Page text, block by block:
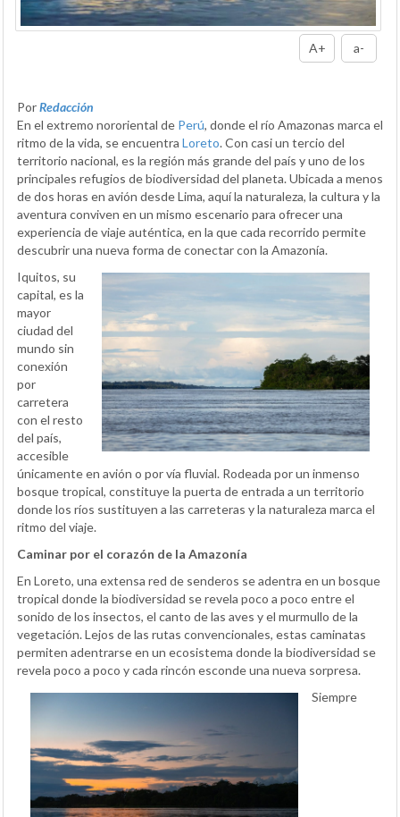
A+ a-
PorRedacción
En el extremo nororiental de Perú, donde el río Amazonas marca el
ritmo de la vida, se encuentra Loreto. Con casi un tercio del
territorio nacional, es la región más grande del país y uno de los
principales refugios de biodiversidad del planeta. Ubicada a menos
de dos horas en avión desde Lima, aquí la naturaleza, la cultura y la
aventura conviven en un mismo escenario para ofrecer una
experiencia de viaje auténtica, en la que cada recorrido permite
descubrir una nueva forma de conectar con la Amazonía.
Iquitos, su
capital, es la
mayor
ciudad del
mundo sin
conexión
por
carretera
con el resto
del país,
accesible
únicamente en avión o por vía fluvial. Rodeada por un inmenso
bosque tropical, constituye la puerta de entrada a un territorio
donde los ríos sustituyen a las carreteras y la naturaleza marca el
ritmo del viaje.
Caminar por el corazón de la Amazonía
En Loreto, una extensa red de senderos se adentra en un bosque
tropical donde la biodiversidad se revela poco a poco entre el
sonido de los insectos, el canto de las aves y el murmullo de la
vegetación. Lejos de las rutas convencionales, estas caminatas
permiten adentrarse en un ecosistema donde la biodiversidad se
revela poco a poco y cada rincón esconde una nueva sorpresa.
Siempre